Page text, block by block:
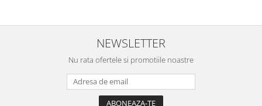
NEWSLETTER
Nu rata ofertele si promotiile noastre